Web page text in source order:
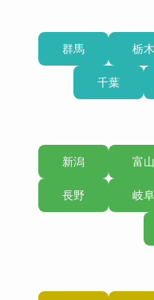
群馬 栃木
千葉
新潟 富山
長野 岐阜